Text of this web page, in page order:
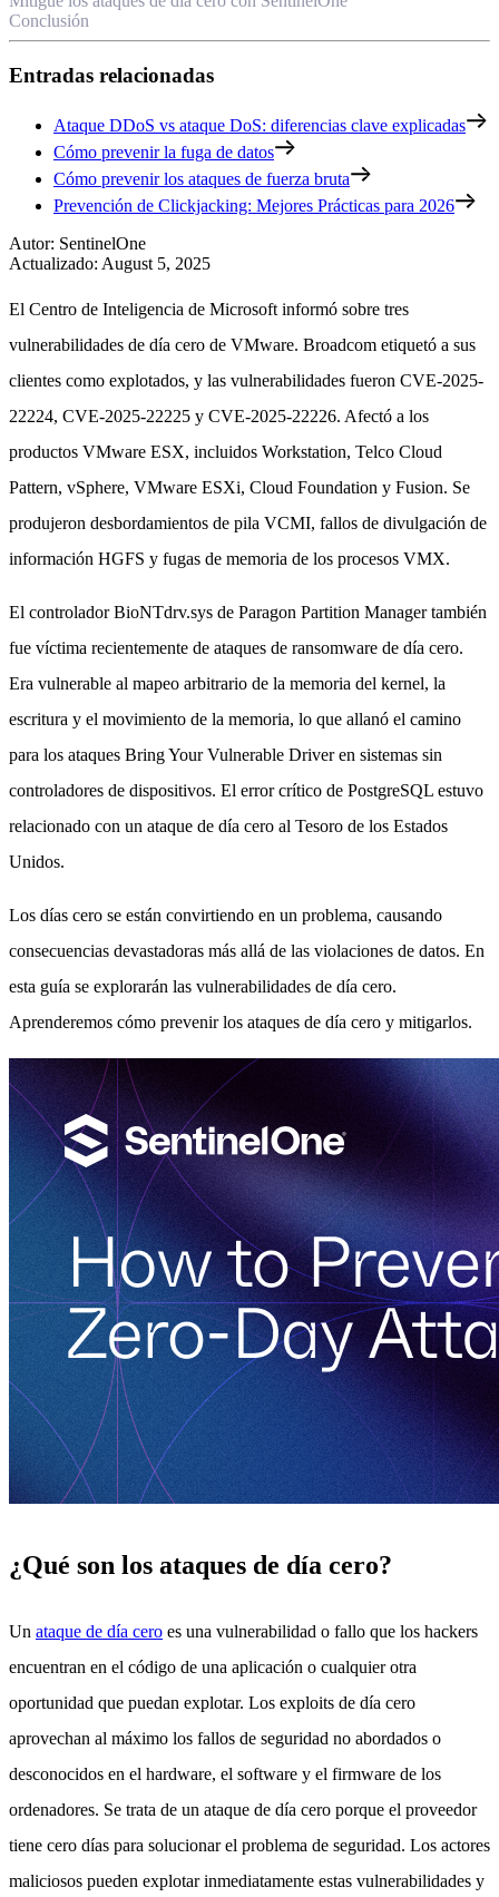
Conclusión
Entradas relacionadas
Ataque DDoS vs ataque DoS: diferencias clave explicadas
Cómo prevenir la fuga de datos
Cómo prevenir los ataques de fuerza bruta
Prevención de Clickjacking: Mejores Prácticas para 2026
Autor: SentinelOne
Actualizado: August 5, 2025
El Centro de Inteligencia de Microsoft informó sobre tres
vulnerabilidades de día cero de VMware. Broadcom etiquetó a sus
clientes como explotados, y las vulnerabilidades fueron CVE-2025-
22224, CVE-2025-22225 y CVE-2025-22226. Afectó a los
productos VMware ESX, incluidos Workstation, Telco Cloud
Pattern, vSphere, VMware ESXi, Cloud Foundation y Fusion. Se
produjeron desbordamientos de pila VCMI, fallos de divulgación de
información HGFS y fugas de memoria de los procesos VMX.
El controlador BioNTdrv.sys de Paragon Partition Manager también
fue víctima recientemente de ataques de ransomware de día cero.
Era vulnerable al mapeo arbitrario de la memoria del kernel, la
escritura y el movimiento de la memoria, lo que allanó el camino
para los ataques Bring Your Vulnerable Driver en sistemas sin
controladores de dispositivos. El error crítico de PostgreSQL estuvo
relacionado con un ataque de día cero al Tesoro de los Estados
Unidos.
Los días cero se están convirtiendo en un problema, causando
consecuencias devastadoras más allá de las violaciones de datos. En
esta guía se explorarán las vulnerabilidades de día cero.
Aprenderemos cómo prevenir los ataques de día cero y mitigarlos.
¿Qué son los ataques de día cero?
Un ataque de día cero es una vulnerabilidad o fallo que los hackers
encuentran en el código de una aplicación o cualquier otra
oportunidad que puedan explotar. Los exploits de día cero
aprovechan al máximo los fallos de seguridad no abordados o
desconocidos en el hardware, el software y el firmware de los
ordenadores. Se trata de un ataque de día cero porque el proveedor
tiene cero días para solucionar el problema de seguridad. Los actores
maliciosos pueden explotar inmediatamente estas vulnerabilidades y